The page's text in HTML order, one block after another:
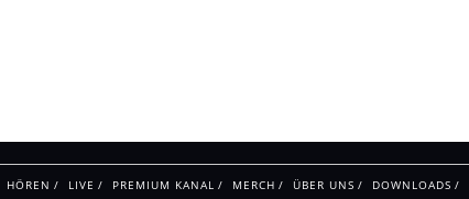
HÖREN LIVE PREMIUM KANAL MERCH ÜBER UNS DOWNLOADS